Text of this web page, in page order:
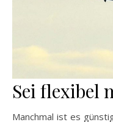
Sei flexibel
Manchmal ist es